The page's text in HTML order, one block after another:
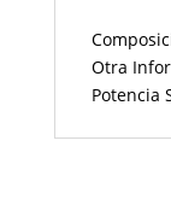
Otra
Potencia